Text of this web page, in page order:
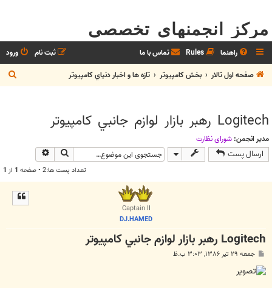
مرکز انجمنهای تخصصی
راهنما Rules تماس با ما ورود
ثبت نام
صفحه اول تالار
بخش كامپيوتر تازه ها و اخبار دنياي کامپيوتر
س
Logitech رهبر بازار لوازم جانبي كامپيوتر
مدیر انجمن: شوراي نظارت
ارسال پست جستجو
تعداد پست ها:2 • صفحه 1 از 1
Captain II
DJ.HAMED
Logitech رهبر بازار لوازم جانبي كامپيوتر
ت
جمعه ۲۹ تیر ۱۳۸۶, ۳:۰۳ ب.ظ